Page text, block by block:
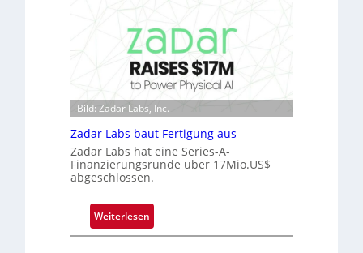
r
k
V
i
s
o
n
o
c
h
i
p
p
l
a
n
Ü
b
e
Bild: Zadar Labs, Inc.
Zadar Labs baut Fertigung aus
Zadar Labs hat eine Series-A-
Finanzierungsrunde über 17Mio.US$
abgeschlossen.
Weiterlesen:
Z